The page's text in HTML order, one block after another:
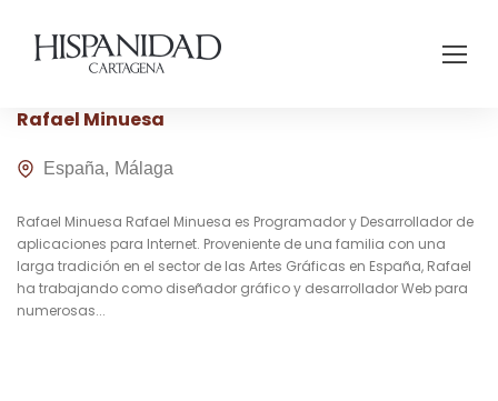
Rafael Minuesa
España Málaga
Rafael Minuesa Rafael Minuesa es Programador y Desarrollador de
aplicaciones para Internet. Proveniente de una familia con una
larga tradición en el sector de las Artes Gráficas en España, Rafael
ha trabajando como diseñador gráfico y desarrollador Web para
numerosas...